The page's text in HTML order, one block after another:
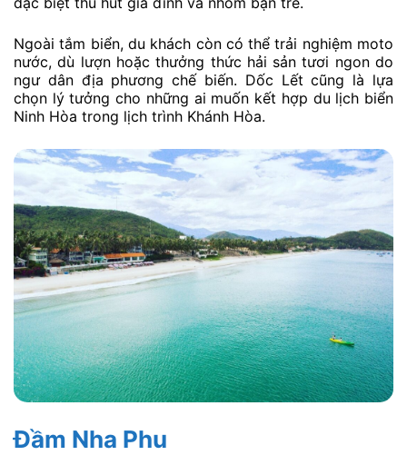
Ngoài tắm biển, du khách còn có thể trải nghiệm moto
nước, dù lượn hoặc thưởng thức hải sản tươi ngon do
ngư dân địa phương chế biến. Dốc Lết cũng là lựa
chọn lý tưởng cho những ai muốn kết hợp du lịch biển
Ninh Hòa trong lịch trình Khánh Hòa.
Đầm Nha Phu